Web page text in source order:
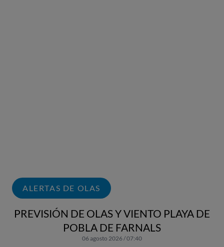
ALERTAS DE OLAS
PREVISIÓN DE OLAS Y VIENTO PLAYA DE
POBLA DE FARNALS
06 agosto 2026 / 07:40